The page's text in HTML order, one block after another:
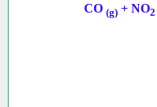
CO (g)+ NO2